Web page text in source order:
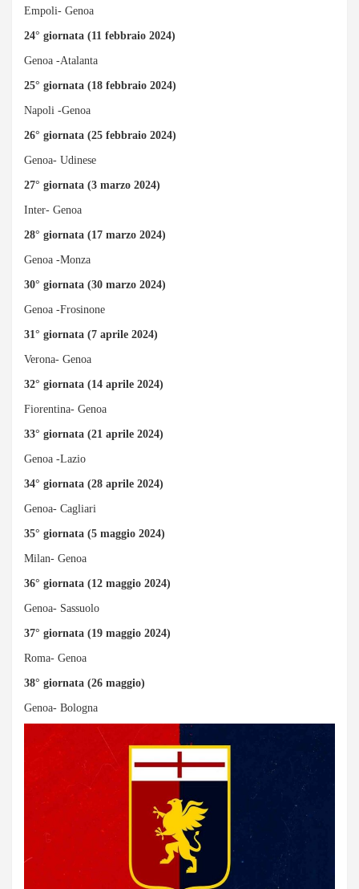
Empoli- Genoa
24° giornata (11 febbraio 2024)
Genoa -Atalanta
25° giornata (18 febbraio 2024)
Napoli -Genoa
26° giornata (25 febbraio 2024)
Genoa- Udinese
27° giornata (3 marzo 2024)
Inter- Genoa
28° giornata (17 marzo 2024)
Genoa -Monza
30° giornata (30 marzo 2024)
Genoa -Frosinone
31° giornata (7 aprile 2024)
Verona- Genoa
32° giornata (14 aprile 2024)
Fiorentina- Genoa
33° giornata (21 aprile 2024)
Genoa -Lazio
34° giornata (28 aprile 2024)
Genoa- Cagliari
35° giornata (5 maggio 2024)
Milan- Genoa
36° giornata (12 maggio 2024)
Genoa- Sassuolo
37° giornata (19 maggio 2024)
Roma- Genoa
38° giornata (26 maggio)
Genoa- Bologna